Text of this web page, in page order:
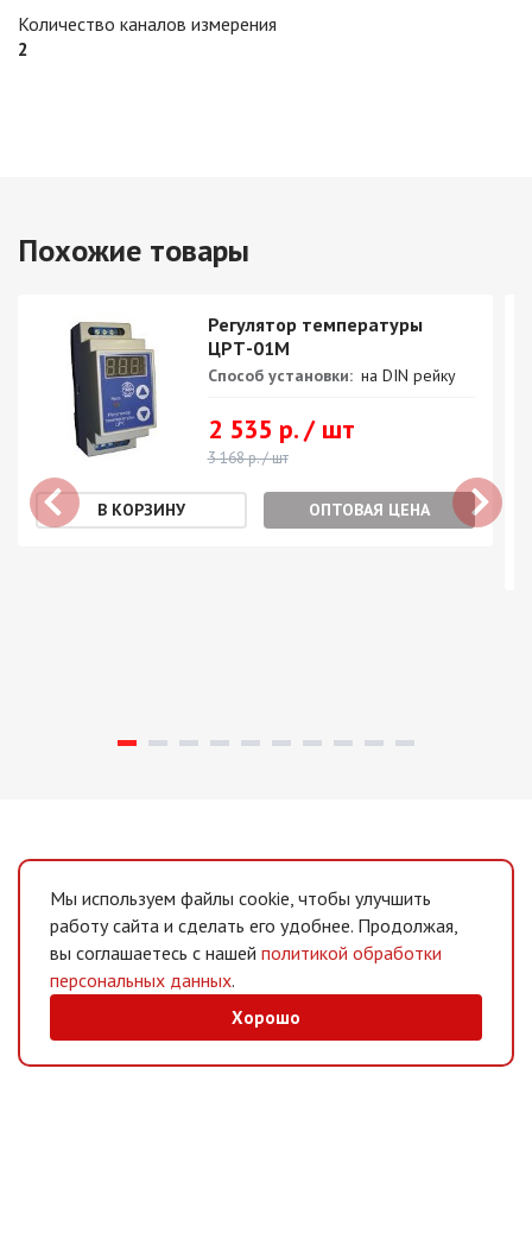
Количество каналов измерения
2
Похожие товары
Регулятор температуры
ЦРТ-01М
Способ установки: на DIN рейку
2 535 р. / шт
3 168 р. / шт
ОПТОВАЯ ЦЕНА
Мы используем файлы cookie, чтобы улучшить
работу сайта и сделать его удобнее. Продолжая,
вы соглашаетесь с нашей политикой обработки
персональных данных.
Хорошо